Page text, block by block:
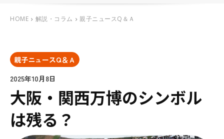
HOME 解説・コラム 親子ニュースQ＆Ａ
親子ニュースQ＆Ａ
2025年10月8日
大阪・関西万博のシンボル
は残る？